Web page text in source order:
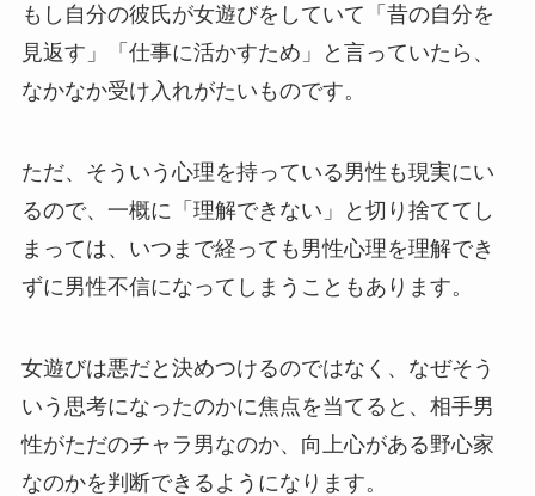
もし自分の彼氏が女遊びをしていて「昔の自分を
見返す」「仕事に活かすため」と言っていたら、
なかなか受け入れがたいものです。
ただ、そういう心理を持っている男性も現実にい
るので、一概に「理解できない」と切り捨ててし
まっては、いつまで経っても男性心理を理解でき
ずに男性不信になってしまうこともあります。
女遊びは悪だと決めつけるのではなく、なぜそう
いう思考になったのかに焦点を当てると、相手男
性がただのチャラ男なのか、向上心がある野心家
なのかを判断できるようになります。